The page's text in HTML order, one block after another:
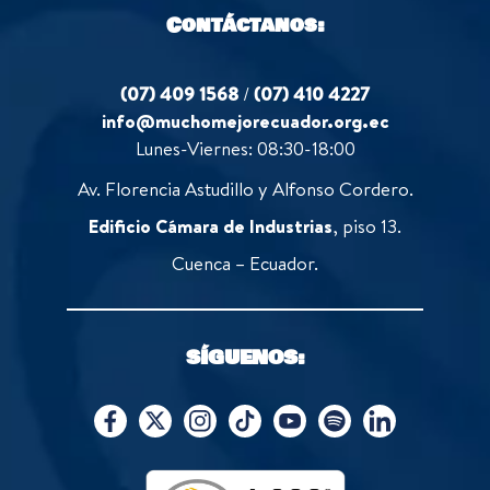
Contáctanos:
(07) 409 1568 /(07) 410 4227
info@muchomejorecuador.org.ec
Lunes-Viernes: 08:30-18:00
Av. Florencia Astudillo y Alfonso Cordero.
Edificio Cámara de Industrias, piso 13.
Cuenca – Ecuador.
SÍGUENOS: